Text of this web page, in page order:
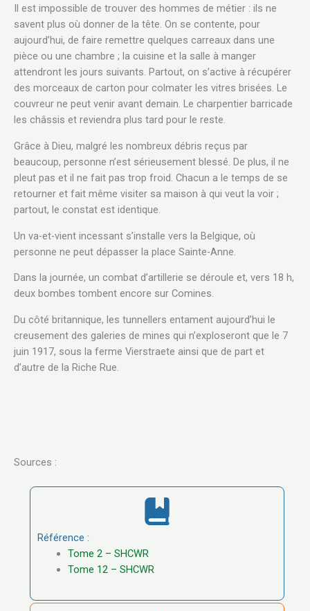
Il est impossible de trouver des hommes de métier : ils ne
savent plus où donner de la tête. On se contente, pour
aujourd’hui, de faire remettre quelques carreaux dans une
pièce ou une chambre ; la cuisine et la salle à manger
attendront les jours suivants. Partout, on s’active à récupérer
des morceaux de carton pour colmater les vitres brisées. Le
couvreur ne peut venir avant demain. Le charpentier barricade
les châssis et reviendra plus tard pour le reste.
Grâce à Dieu, malgré les nombreux débris reçus par
beaucoup, personne n’est sérieusement blessé. De plus, il ne
pleut pas et il ne fait pas trop froid. Chacun a le temps de se
retourner et fait même visiter sa maison à qui veut la voir ;
partout, le constat est identique.
Un va-et-vient incessant s’installe vers la Belgique, où
personne ne peut dépasser la place Sainte-Anne.
Dans la journée, un combat d’artillerie se déroule et, vers 18 h,
deux bombes tombent encore sur Comines.
Du côté britannique, les tunnellers entament aujourd’hui le
creusement des galeries de mines qui n’exploseront que le 7
juin 1917, sous la ferme Vierstraete ainsi que de part et
d’autre de la Riche Rue.
Sources :
Référence :
Tome 2 – SHCWR
Tome 12 – SHCWR